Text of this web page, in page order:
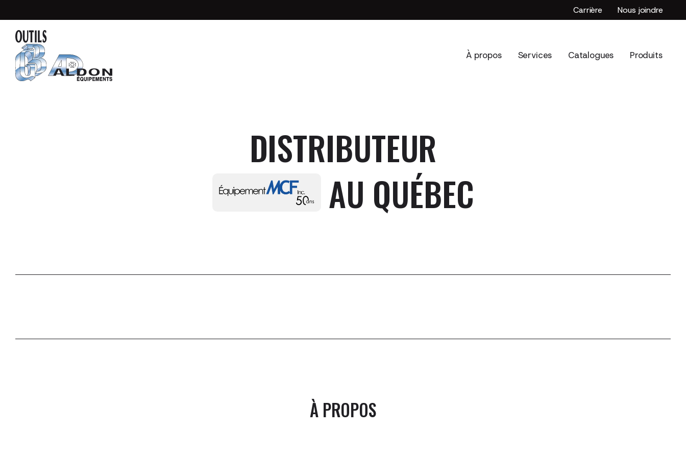
Carrière Nous joindre
À propos Services Catalogues Produits
DISTRIBUTEUR
AU QUÉBEC
À PROPOS